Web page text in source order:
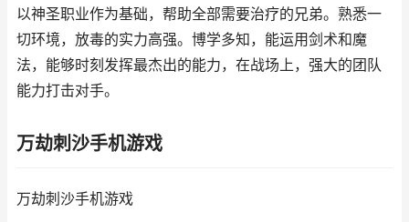
以神圣职业作为基础，帮助全部需要治疗的兄弟。熟悉一
切环境，放毒的实力高强。博学多知，能运用剑术和魔
法，能够时刻发挥最杰出的能力，在战场上，强大的团队
能力打击对手。
万劫刺沙手机游戏
万劫刺沙手机游戏